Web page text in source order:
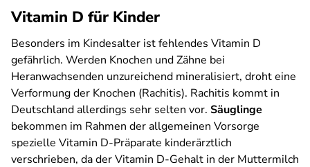
Vitamin D für Kinder
Besonders im Kindesalter ist fehlendes Vitamin D
gefährlich. Werden Knochen und Zähne bei
Heranwachsenden unzureichend mineralisiert, droht eine
Verformung der Knochen (Rachitis). Rachitis kommt in
Deutschland allerdings sehr selten vor. Säuglinge
bekommen im Rahmen der allgemeinen Vorsorge
spezielle Vitamin D-Präparate kinderärztlich
verschrieben, da der Vitamin D-Gehalt in der Muttermilch